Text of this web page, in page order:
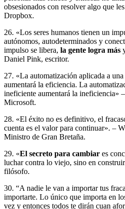
obsesionados con resolver algo que
Dropbox.
26. «Los seres humanos tienen un
autónomos, autodeterminados y
impulso se libera, la gente logra más
Daniel Pink, escritor.
27. «La automatización aplicada a
aumentará la eficiencia. La
ineficiente aumentará la ineficiencia»
Microsoft.
28. «El éxito no es definitivo, el
cuenta es el valor para continuar». –
Ministro de Gran Bretaña.
29. «El secreto para cambiar es
luchar contra lo viejo, sino en
filósofo.
30. “A nadie le van a importar tus
importarte. Lo único que importa en
vez y entonces todos te dirán cuan